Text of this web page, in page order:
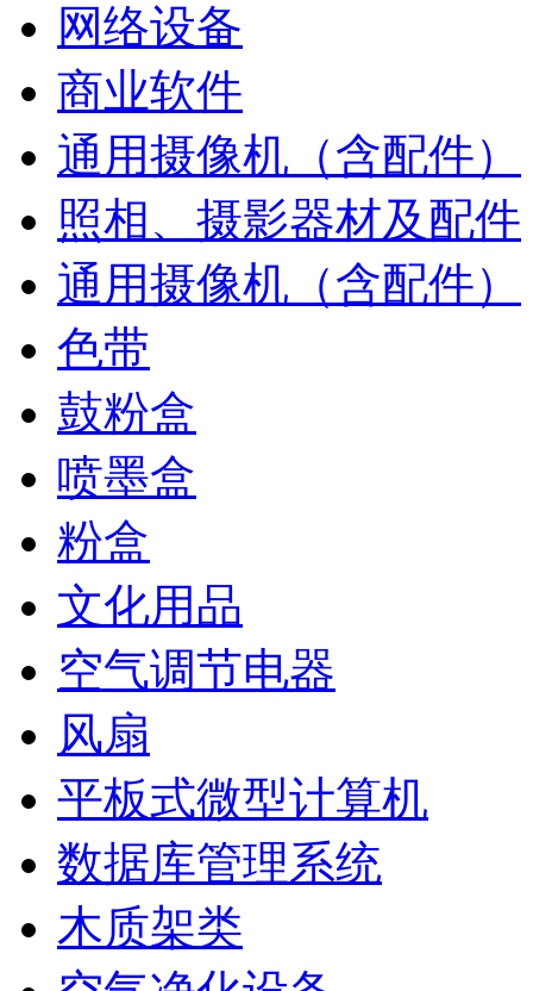
网络设备
商业软件
通用摄像机（含配件）
照相、摄影器材及配件
通用摄像机（含配件）
色带
鼓粉盒
喷墨盒
粉盒
文化用品
空气调节电器
风扇
平板式微型计算机
数据库管理系统
木质架类